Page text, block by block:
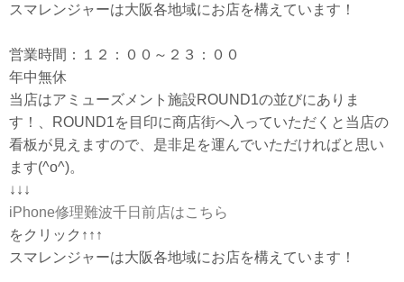
スマレンジャーは大阪各地域にお店を構えています！
営業時間：１２：００～２３：００
年中無休
当店はアミューズメント施設ROUND1の並びにありま
す！、ROUND1を目印に商店街へ入っていただくと当店の
看板が見えますので、是非足を運んでいただければと思い
ます(^o^)。
↓↓↓
iPhone修理難波千日前店はこちら
をクリック↑↑↑
スマレンジャーは大阪各地域にお店を構えています！